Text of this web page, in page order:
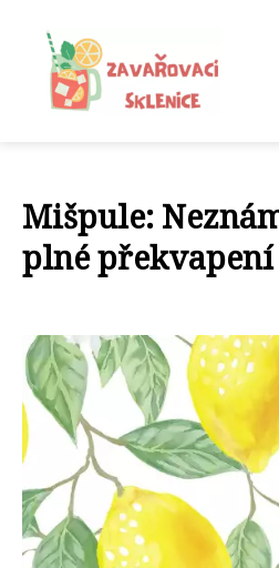
Mišpule:
plné překvapení